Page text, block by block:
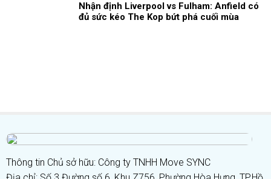
Nhận định Liverpool vs Fulham: Anfield có
đủ sức kéo The Kop bứt phá cuối mùa
Thông tin Chủ sở hữu: Công ty TNHH Move SYNC